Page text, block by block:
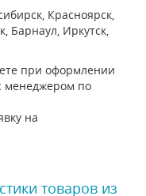
Красноярск,
Барнаул, Иркутск,
при оформлении
менеджером по
на
товаров из